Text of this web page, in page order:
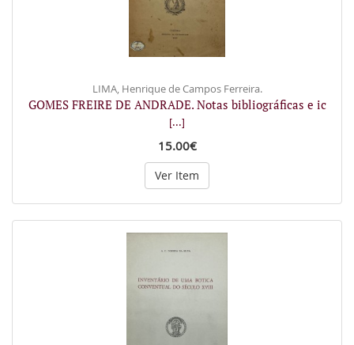
LIMA, Henrique de Campos Ferreira.
GOMES FREIRE DE ANDRADE. Notas bibliográficas e ic
[...]
15.00€
Ver Item